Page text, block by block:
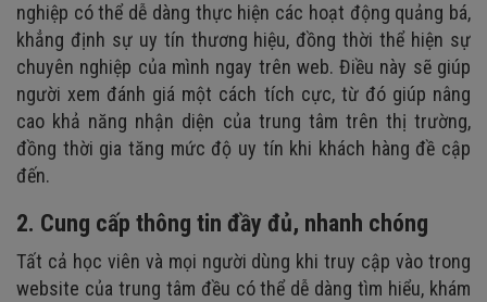
nghiệp có thể dễ dàng thực hiện các hoạt động quảng bá,
khẳng định sự uy tín thương hiệu, đồng thời thể hiện sự
chuyên nghiệp của mình ngay trên web. Điều này sẽ giúp
người xem đánh giá một cách tích cực, từ đó giúp nâng
cao khả năng nhận diện của trung tâm trên thị trường,
đồng thời gia tăng mức độ uy tín khi khách hàng đề cập
đến.
2. Cung cấp thông tin đầy đủ, nhanh chóng
Tất cả học viên và mọi người dùng khi truy cập vào trong
website của trung tâm đều có thể dễ dàng tìm hiểu, khám